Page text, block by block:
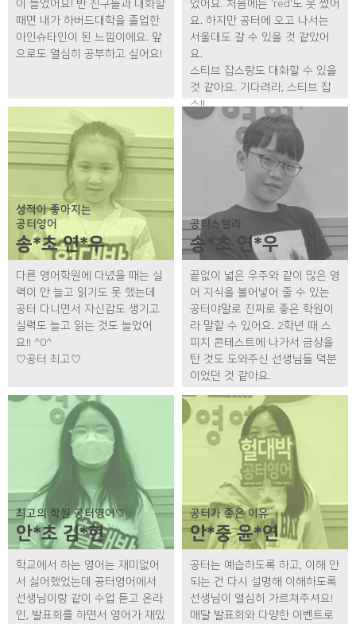
이 늘었어요! 반 친구들과 대화할
때면 내가 하버드대학을 졸업한
아인슈타인이 된 느낌이에요. 앞
으로도 열심히 공부하고 싶어요!
었어요. 처음에는 'red'도 못 썼어
요. 하지만 공터에 오고 나서는
서울대도 갈 수 있을 것 같았어
요.
스티브 잡스랑도 대화할 수 있을
것 같아요. 기다려라, 스티브 잡
스!!
성적이 좋아지는
공터영어
송*초 연*우
다른 영어학원에 다녔을 때는 실
력이 안 늘고 읽기도 못 했는데
공터 다니면서 자신감도 생기고
실력도 늘고 읽는 것도 늘었어
요!! ^0^
♡공터 최고♡
공터스텔라
송*초 연*우
끝없이 넓은 우주와 같이 많은 영
어 지식을 불어넣어 줄 수 있는
공터야말로 진짜로 좋은 학원이
라 말할 수 있어요. 2학년 때 스
피치 콘테스트에 나가서 금상을
탄 것도 도와주신 선생님들 덕분
이었던 것 같아요.
최고의 학원 공터영어♡
안*초 김*현
학교에서 하는 영어는 재미없어
서 싫어했었는데 공터영어에서
선생님이랑 같이 수업 듣고 온라
인, 발표회를 하면서 영어가 재밌
공터가 좋은 이유
안*중 윤*연
공터는 예습하도록 하고, 이해 안
되는 건 다시 설명해 이해하도록
선생님이 열심히 가르쳐주셔요!
매달 발표회와 다양한 이벤트로